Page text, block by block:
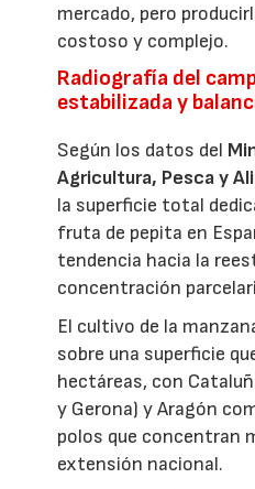
mercado, pero
costoso y complejo.
Radiografía del
estabilizada y
Según los datos del
Agricultura, Pesca y
la superficie total
fruta de pepita en
tendencia hacia la
concentración
El cultivo de la
sobre una superficie
hectáreas, con
y Gerona) y Aragón
polos que concentran
extensión nacional.